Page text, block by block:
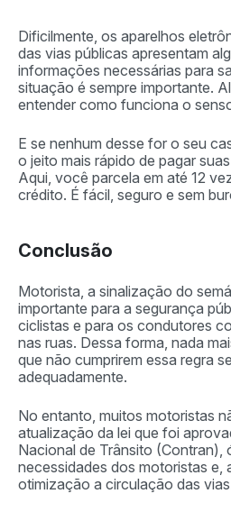
Dificilmente, os aparelhos
das vias públicas apresentam
informações necessárias para
situação é sempre importante.
entender como funciona o
E se nenhum desse for o seu
o jeito mais rápido de pagar
Aqui, você parcela em até 12
crédito. É fácil, seguro e sem
Conclusão
Motorista, a sinalização do
importante para a segurança
ciclistas e para os condutores
nas ruas. Dessa forma, nada
que não cumprirem essa regra
adequadamente.
No entanto, muitos motoristas
atualização da lei que foi
Nacional de Trânsito (Contran),
necessidades dos motoristas e,
otimização a circulação das